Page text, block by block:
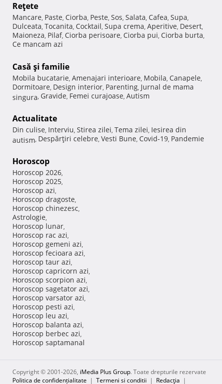
Reţete
Mancare, Paste, Ciorba, Peste, Sos, Salata, Cafea, Supa,
Dulceata, Tocanita, Cocktail, Supa crema, Aperitive, Desert,
Maioneza, Pilaf, Ciorba perisoare, Ciorba pui, Ciorba burta,
Ce mancam azi
Casă şi familie
Mobila bucatarie, Amenajari interioare, Mobila, Canapele,
Dormitoare, Design interior, Parenting, Jurnal de mama
singura, Gravide, Femei curajoase, Autism
Actualitate
Din culise, Interviu, Stirea zilei, Tema zilei, Iesirea din
autism, Despărţiri celebre, Vesti Bune, Covid-19, Pandemie
Horoscop
Horoscop 2026,
Horoscop 2025,
Horoscop azi,
Horoscop dragoste,
Horoscop chinezesc,
Astrologie,
Horoscop lunar,
Horoscop rac azi,
Horoscop gemeni azi,
Horoscop fecioara azi,
Horoscop taur azi,
Horoscop capricorn azi,
Horoscop scorpion azi,
Horoscop sagetator azi,
Horoscop varsator azi,
Horoscop pesti azi,
Horoscop leu azi,
Horoscop balanta azi,
Horoscop berbec azi,
Horoscop saptamanal
Copyright © 2001-2026, iMedia Plus Group. Toate drepturile rezervate
Politica de confidențialitate | Termeni si conditii | Redacţia |